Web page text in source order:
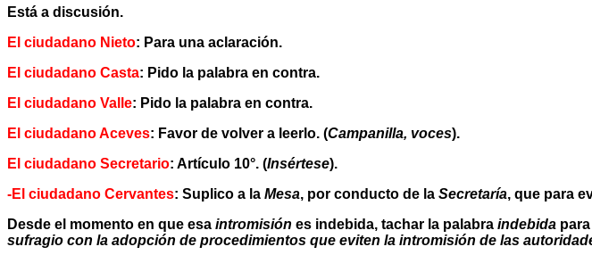
Está a discusión.
El ciudadano Nieto: Para una aclaración.
El ciudadano Casta: Pido la palabra en contra.
El ciudadano Valle: Pido la palabra en contra.
El ciudadano Aceves: Favor de volver a leerlo. (Campanilla, voces).
El ciudadano Secretario: Artículo 10°. (Insértese).
-El ciudadano Cervantes: Suplico a la Mesa, por conducto de la Secretaría, que para
Desde el momento en que esa intromisión es indebida, tachar la palabra indebida
sufragio con la adopción de procedimientos que eviten la intromisión de las